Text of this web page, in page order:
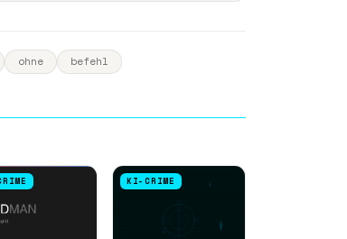
ohne befehl
KI-CRIME